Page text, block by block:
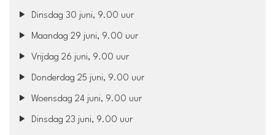
Dinsdag 30 juni, 9.00 uur
Maandag 29 juni, 9.00 uur
Vrijdag 26 juni, 9.00 uur
Donderdag 25 juni, 9.00 uur
Woensdag 24 juni, 9.00 uur
Dinsdag 23 juni, 9.00 uur